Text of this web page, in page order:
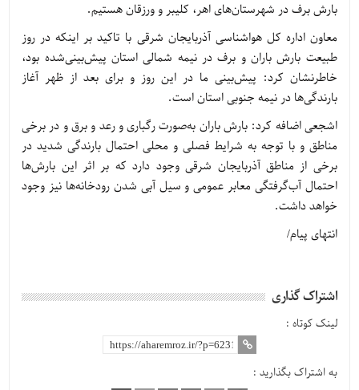
بارش برف در شهرستان‌های اهر، کلیبر و ورزقان هستیم.
معاون اداره کل هواشناسی آذربایجان شرقی با تاکید بر اینکه در روز
طبیعت بارش باران و برف در نیمه شمالی استان پیش‌بینی‌شده بود،
خاطرنشان کرد: پیش‌بینی ما در این روز و برای بعد از ظهر آغاز
بارندگی‌ها در نیمه جنوبی استان است.
اشجعی اضافه کرد: بارش باران به‌صورت رگباری و رعد و برق و در برخی
مناطق و با توجه به شرایط فصلی و محلی احتمال بارندگی شدید در
برخی از مناطق آذربایجان شرقی وجود دارد که بر اثر این بارش‌ها
احتمال آب‌گرفتگی معابر عمومی و سیل آبی شدن رودخانه‌ها نیز وجود
خواهد داشت.
انتهای پیام/
اشتراک گذاری
لینک کوتاه :
به اشتراک بگذارید :